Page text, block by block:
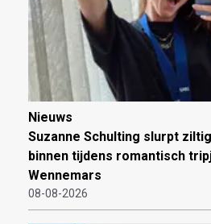
Nieuws
Suzanne Schulting slurpt
binnen tijdens romantisch
Wennemars
08-08-2026